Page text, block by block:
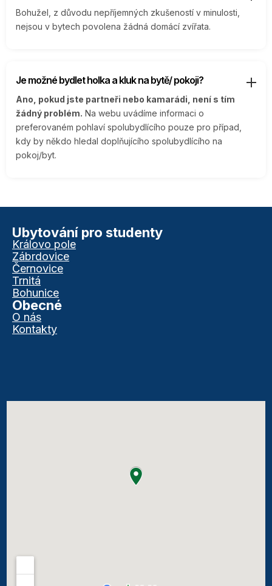
Bohužel, z důvodu nepříjemných zkušeností v minulosti,
nejsou v bytech povolena žádná domácí zvířata.
Je možné bydlet holka a kluk na bytě/ pokoji?
Ano, pokud jste partneři nebo kamarádi, není s tím
žádný problém. Na webu uvádíme informaci o
preferovaném pohlaví spolubydlícího pouze pro případ,
kdy by někdo hledal doplňujícího spolubydlícího na
pokoj/byt.
Ubytování pro studenty
Královo pole
Zábrdovice
Černovice
Trnitá
Bohunice
Obecné
O nás
Kontakty